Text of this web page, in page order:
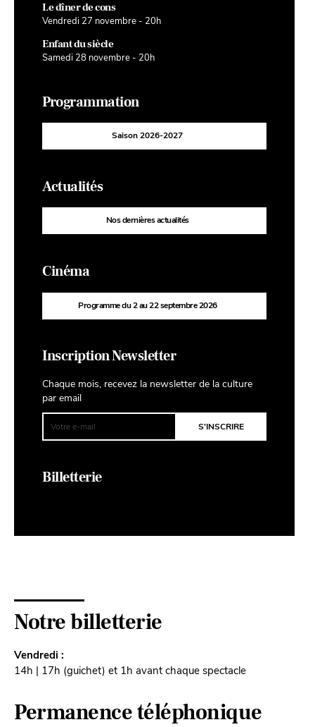
Le dîner de cons
Vendredi 27 novembre - 20h
Enfant du siècle
Samedi 28 novembre - 20h
Programmation
Saison 2026-2027
Actualités
Nos dernières actualités
Cinéma
Programme du 2 au 22 septembre 2026
Inscription Newsletter
Chaque mois, recevez la newsletter de la culture
par email
Billetterie
Notre billetterie
Vendredi :
14h | 17h (guichet) et 1h avant chaque spectacle
Permanence téléphonique